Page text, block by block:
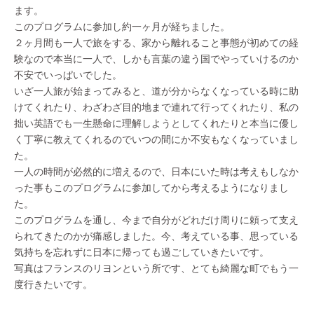
ます。
このプログラムに参加し約一ヶ月が経ちました。
２ヶ月間も一人で旅をする、家から離れること事態が初めての経
験なので本当に一人で、しかも言葉の違う国でやっていけるのか
不安でいっぱいでした。
いざ一人旅が始まってみると、道が分からなくなっている時に助
けてくれたり、わざわざ目的地まで連れて行ってくれたり、私の
拙い英語でも一生懸命に理解しようとしてくれたりと本当に優し
く丁寧に教えてくれるのでいつの間にか不安もなくなっていまし
た。
一人の時間が必然的に増えるので、日本にいた時は考えもしなか
った事もこのプログラムに参加してから考えるようになりまし
た。
このプログラムを通し、今まで自分がどれだけ周りに頼って支え
られてきたのかが痛感しました。今、考えている事、思っている
気持ちを忘れずに日本に帰っても過ごしていきたいです。
写真はフランスのリヨンという所です、とても綺麗な町でもう一
度行きたいです。